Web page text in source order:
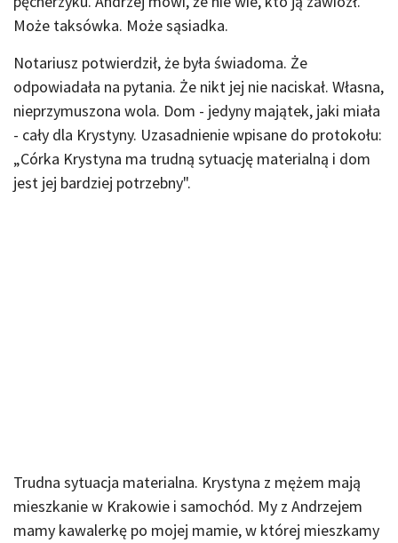
Może taksówka. Może sąsiadka.
Notariusz potwierdził, że była świadoma. Że
odpowiadała na pytania. Że nikt jej nie naciskał. Własna,
nieprzymuszona wola. Dom - jedyny majątek, jaki miała
- cały dla Krystyny. Uzasadnienie wpisane do protokołu:
„Córka Krystyna ma trudną sytuację materialną i dom
jest jej bardziej potrzebny".
Trudna sytuacja materialna. Krystyna z mężem mają
mieszkanie w Krakowie i samochód. My z Andrzejem
mamy kawalerkę po mojej mamie, w której mieszkamy